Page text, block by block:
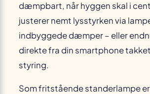
dæmpbart, når hyggen skal i
justerer nemt lysstyrken via
indbyggede dæmper – eller
direkte fra din smartphone
styring.
Som fritstående standerlampe